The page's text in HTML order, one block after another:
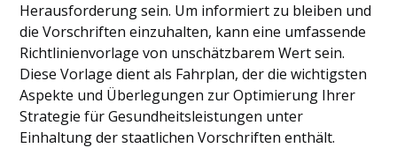
Herausforderung sein. Um informiert zu bleiben und
die Vorschriften einzuhalten, kann eine umfassende
Richtlinienvorlage von unschätzbarem Wert sein.
Diese Vorlage dient als Fahrplan, der die wichtigsten
Aspekte und Überlegungen zur Optimierung Ihrer
Strategie für Gesundheitsleistungen unter
Einhaltung der staatlichen Vorschriften enthält.